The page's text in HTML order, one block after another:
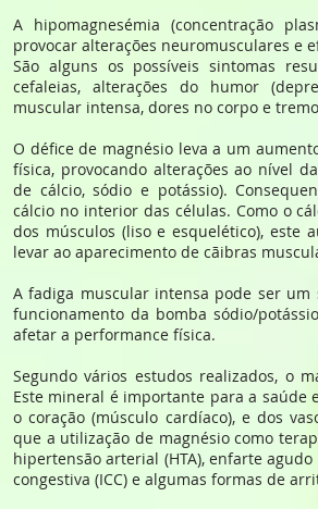
A hipomagnesémia (concentração
provocar alterações neuromusculares e
São alguns os possíveis sintomas
cefaleias, alterações do humor
muscular intensa, dores no corpo e
O défice de magnésio leva a um
física, provocando alterações ao nível
de cálcio, sódio e potássio).
cálcio no interior das células. Como o
dos músculos (liso e esquelético), este
levar ao aparecimento de cãibras
A fadiga muscular intensa pode ser um
funcionamento da bomba sódio/
afetar a performance física.
Segundo vários estudos realizados, o
Este mineral é importante para a saúde
o coração (músculo cardíaco), e dos
que a utilização de magnésio como
hipertensão arterial (HTA), enfarte
congestiva (ICC) e algumas formas de